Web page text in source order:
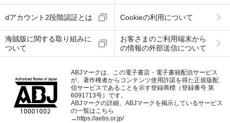
dアカウント2段階認証とは Cookieの利用について
海賊版に関する取り組みに
ついて
お客さまのご利用端末から
の情報の外部送信について
ABJマークは、この電子書店・電子書籍配信サービス
が、著作権者からコンテンツ使用許諾を得た正規版配
信サービスであることを示す登録商標（登録番号 第
6091713号）です。
ABJマークの詳細、ABJマークを掲示しているサービス
の一覧はこちら
→ https://aebs.or.jp/